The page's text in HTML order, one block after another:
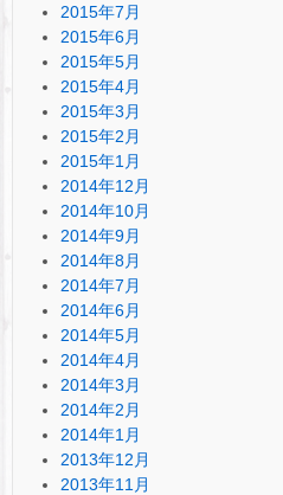
2015年7月
2015年6月
2015年5月
2015年4月
2015年3月
2015年2月
2015年1月
2014年12月
2014年10月
2014年9月
2014年8月
2014年7月
2014年6月
2014年5月
2014年4月
2014年3月
2014年2月
2014年1月
2013年12月
2013年11月